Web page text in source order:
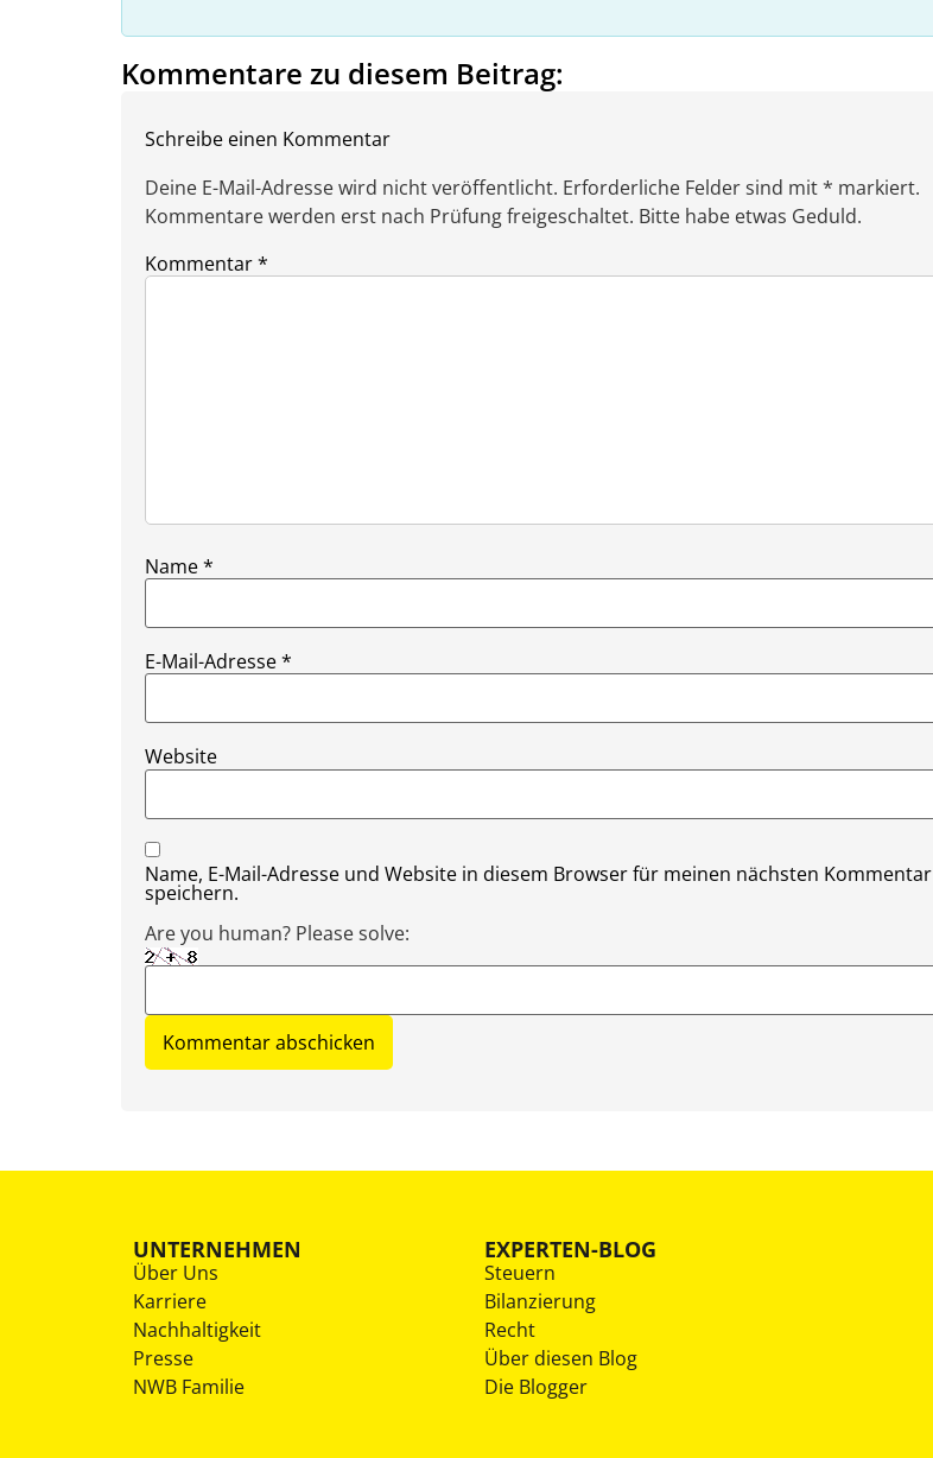
Kommentare zu diesem Beitrag:
Schreibe einen Kommentar
Deine E-Mail-Adresse wird nicht veröffentlicht. Erforderliche Felder sind mit * markiert.
Kommentare werden erst nach Prüfung freigeschaltet. Bitte habe etwas Geduld.
Kommentar*
Name*
E-Mail-Adresse*
Website
Name, E-Mail-Adresse und Website in diesem Browser für meinen nächsten Kommentar
speichern.
Are you human? Please solve:
UNTERNEHMEN
Über Uns
Karriere
Nachhaltigkeit
Presse
NWB Familie
EXPERTEN-BLOG
Steuern
Bilanzierung
Recht
Über diesen Blog
Die Blogger